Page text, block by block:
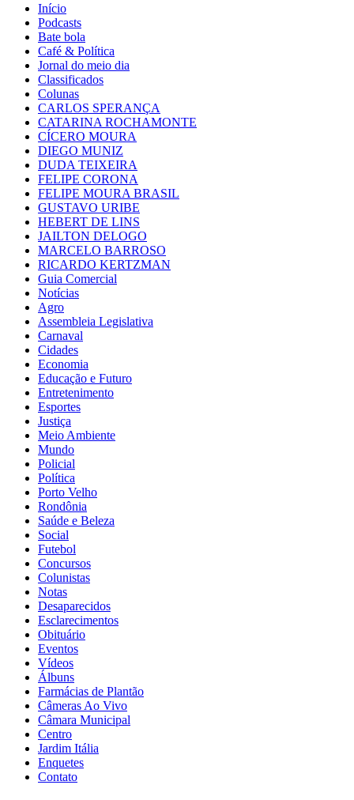
Início
Podcasts
Bate bola
Café & Política
Jornal do meio dia
Classificados
Colunas
CARLOS SPERANÇA
CATARINA ROCHAMONTE
CÍCERO MOURA
DIEGO MUNIZ
DUDA TEIXEIRA
FELIPE CORONA
FELIPE MOURA BRASIL
GUSTAVO URIBE
HEBERT DE LINS
JAILTON DELOGO
MARCELO BARROSO
RICARDO KERTZMAN
Guia Comercial
Notícias
Agro
Assembleia Legislativa
Carnaval
Cidades
Economia
Educação e Futuro
Entretenimento
Esportes
Justiça
Meio Ambiente
Mundo
Policial
Política
Porto Velho
Rondônia
Saúde e Beleza
Social
Futebol
Concursos
Colunistas
Notas
Desaparecidos
Esclarecimentos
Obituário
Eventos
Vídeos
Álbuns
Farmácias de Plantão
Câmeras Ao Vivo
Câmara Municipal
Centro
Jardim Itália
Enquetes
Contato